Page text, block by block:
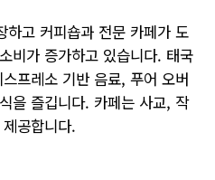
하고 커피숍과 전문 카페가 도
비가 증가하고 있습니다. 태국
프레소 기반 음료, 푸어 오버
을 즐깁니다. 카페는 사교, 작
공합니다.